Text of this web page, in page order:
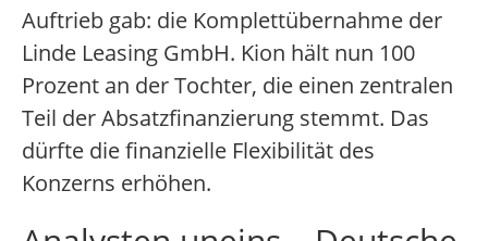
Auftrieb gab: die Komplettübernahme der
Linde Leasing GmbH. Kion hält nun 100
Prozent an der Tochter, die einen zentralen
Teil der Absatzfinanzierung stemmt. Das
dürfte die finanzielle Flexibilität des
Konzerns erhöhen.